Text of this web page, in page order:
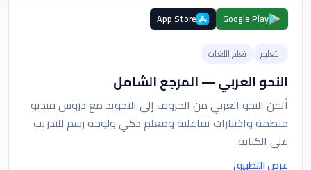
Google Play
App Store
التعليم تعلم اللغات
النحو العربي — المرجع الشامل
أتقن النحو العربي من الحروف إلى التجويد مع دروس فيديو
منظمة واختبارات تفاعلية ومعلم ذكي ولوحة رسم للتدريب
على الكتابة.
عرض التطبيق